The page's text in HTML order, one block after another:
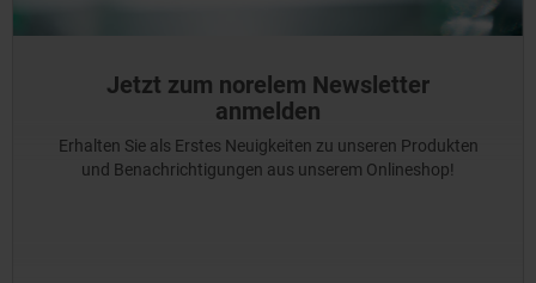
Jetzt zum norelem Newsletter
anmelden
Erhalten Sie als Erstes Neuigkeiten zu unseren Produkten
und Benachrichtigungen aus unserem Onlineshop!